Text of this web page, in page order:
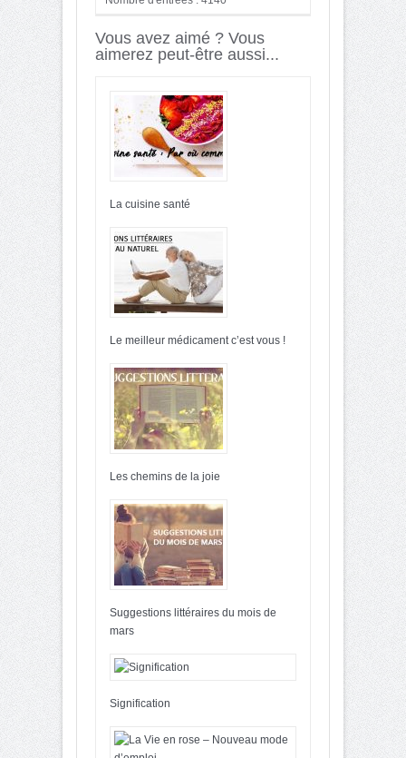
Vous avez aimé ? Vous
aimerez peut-être aussi...
La cuisine santé
Le meilleur médicament c’est vous !
Les chemins de la joie
Suggestions littéraires du mois de
mars
Signification